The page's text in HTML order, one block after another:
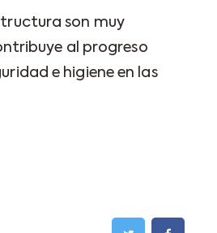
son muy
al progreso
e higiene en las